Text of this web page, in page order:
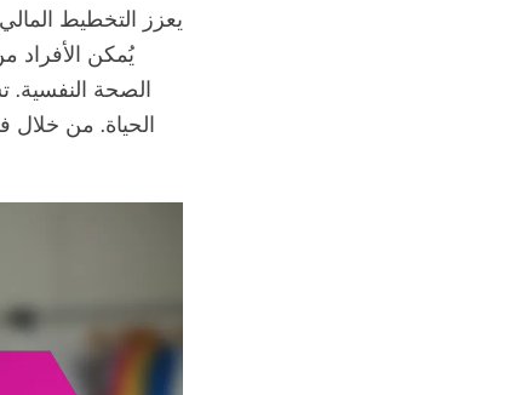
يعزز التخطيط
يُمكن الأفراد
الصحة النفسية.
الحياة. من خلال